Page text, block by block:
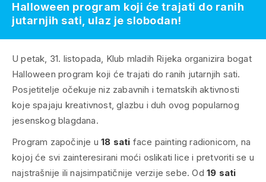
U petak, 31. listopada, Klub mladih Rijeka organizira bogat
Halloween program koji će trajati do ranih jutarnjih sati.
Posjetitelje očekuje niz zabavnih i tematskih aktivnosti
koje spajaju kreativnost, glazbu i duh ovog popularnog
jesenskog blagdana.
Program započinje u 18 sati face painting radionicom, na
kojoj će svi zainteresirani moći oslikati lice i pretvoriti se u
najstrašnije ili najsimpatičnije verzije sebe. Od 19 sati
Halloween program koji će trajati do ranih
jutarnjih sati, ulaz je slobodan!